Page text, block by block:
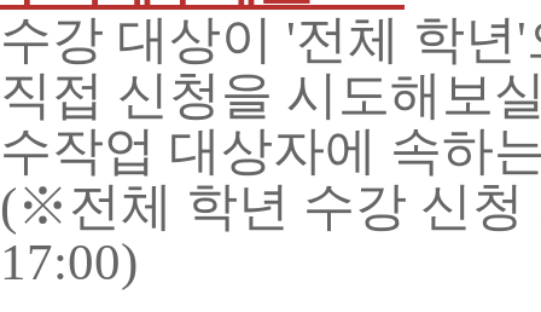
수강 대상이 '전체 학
직접 신청을 시도해보
수작업 대상자에 속하
(※전체 학년 수강 신청
17:00)